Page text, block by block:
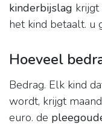
kinderbijslag krijgt
het kind betaalt. u
Hoeveel
Bedrag. Elk kind
wordt, krijgt
euro. de